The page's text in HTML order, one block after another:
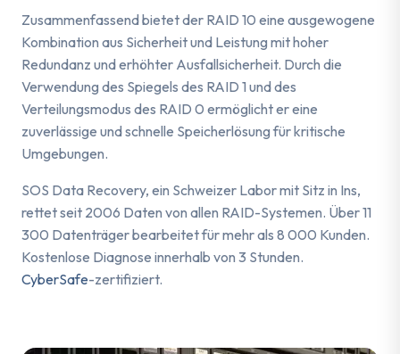
Zusammenfassend bietet der RAID 10 eine ausgewogene
Kombination aus Sicherheit und Leistung mit hoher
Redundanz und erhöhter Ausfallsicherheit. Durch die
Verwendung des Spiegels des RAID 1 und des
Verteilungsmodus des RAID 0 ermöglicht er eine
zuverlässige und schnelle Speicherlösung für kritische
Umgebungen.
SOS Data Recovery, ein Schweizer Labor mit Sitz in Ins,
rettet seit 2006 Daten von allen RAID-Systemen. Über 11
300 Datenträger bearbeitet für mehr als 8 000 Kunden.
Kostenlose Diagnose innerhalb von 3 Stunden.
CyberSafe-zertifiziert.